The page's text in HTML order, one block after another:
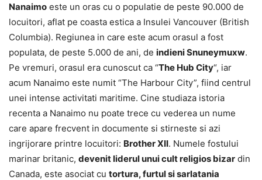
Nanaimo este un oras cu o populatie de peste 90.000 de
locuitori, aflat pe coasta estica a Insulei Vancouver (British
Columbia). Regiunea in care este acum orasul a fost
populata, de peste 5.000 de ani, de indieni Snuneymuxw.
Pe vremuri, orasul era cunoscut ca “The Hub City“, iar
acum Nanaimo este numit “The Harbour City”, fiind centrul
unei intense activitati maritime. Cine studiaza istoria
recenta a Nanaimo nu poate trece cu vederea un nume
care apare frecvent in documente si stirneste si azi
ingrijorare printre locuitori: Brother XII. Numele fostului
marinar britanic, devenit liderul unui cult religios bizar din
Canada, este asociat cu tortura, furtul si sarlatania